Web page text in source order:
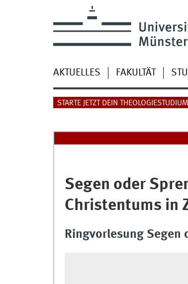
AKTUELLES FAKULTÄT
STARTE JETZT DEIN THEOLOGIESTUDIUM
Segen oder
Christentums in
Ringvorlesung Segen